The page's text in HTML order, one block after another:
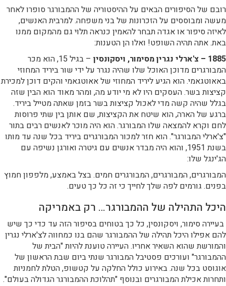
רובם של הסיפורים הבאים על ההיסטוריה של ההמבורגר סופרו לאחר
מעשה ומבוססים על הזכרונות של בני משפחה. למרבית האנשים,
לאיזה סיפור או אגדה תבחר להאמין כנראה תלוי גם מהמקום ממנו
באת. אתה תהיה השופט! ואלו הן הטענות:
1885 – צ'ארלי נגרין מסימור, ויסקונסין
– בגיל 15, הוא מכר
המבורגרים מדוכן האוכל שלו שהיה נגרר על ידי שור ביריד המחוזי
באאוטגאמי. הוא הגיע ליריד המחוזי של אאוטגאמי והקים דוכן למכירת
קציצות בשר. העסקים היו לא מי יודע מה, ומהר מאוד הוא הבין שזה
בגלל שהיה קשה מדי לאכול קציצות בשר בזמן שאתה מטייל ביריד.
ברגע של הארה, הוא שיטח את הקציצות, שם אותן בין שתי פרוסות
לחם וקרא להמצאה שלו המבורגר. הוא היה מוכר לאנשים רבים בתור
"צ'ארלי המבורגר". הוא חזר למכור המבורגרים ביריד בכל שנה עד מותו
בשנת 1951, והוא היה מבדר אנשים עם גיטרה ואורגן נשיפה עם
הג'ינגל שלו:
המבורגרים, המבורגרים, המבורגרים חמים. בצל באמצע, מלפפון חמוץ
בפנים. גורמים לפה שלך לחייך כי זה כל כך טעים.
היכל התהילה של ההמבורגר… רק באמריקה
בעיירה סימור, ויסקונסין, כל כך בטוחים בסיפור הזה עד כדי כך שיש
להם אפילו היכל תהילה של ההמבורגר שהם בנו כמחווה לצ'ארלי נגרין
והמורשת שהוא השאיר אחריו. העיירה טוענת להיות "הבית של
ההמבורגר" ועורכים פסטיבל המבורגר שנתי ביום שבת הראשון של
אוגוסט בכל שנה. באירוע כולל החלקה על קטשופ, הטלת לחמניות
ותחרות אכילת המבורגרים ובנוסף "תהלוכת ההמבורגר הגדולה בעולם".